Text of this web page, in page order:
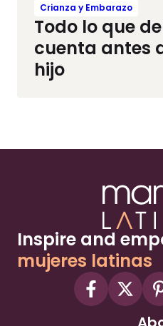
Crianza y Embarazo
Todo lo que
cuenta antes
hijo
Inspire and
mujeres latinas